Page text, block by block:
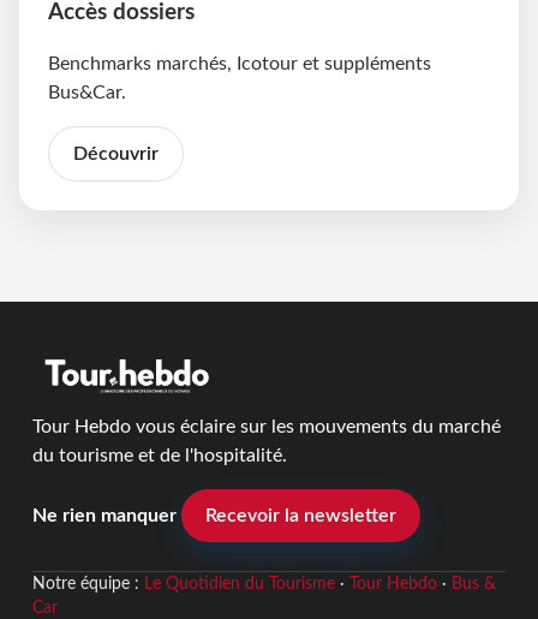
Accès dossiers
Benchmarks marchés, Icotour et suppléments
Bus&Car.
Découvrir
Tour Hebdo vous éclaire sur les mouvements du marché
du tourisme et de l'hospitalité.
Ne rien manquer Recevoir la newsletter
Notre équipe : Le Quotidien du Tourisme· Tour Hebdo· Bus &
Car